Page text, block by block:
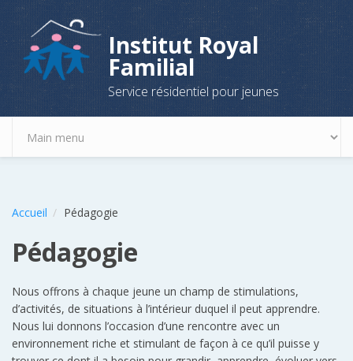
Aller au contenu principal
Institut Royal
Familial
Service résidentiel pour jeunes
Accueil Pédagogie
Pédagogie
Nous offrons à chaque jeune un champ de stimulations,
d’activités, de situations à l’intérieur duquel il peut apprendre.
Nous lui donnons l’occasion d’une rencontre avec un
environnement riche et stimulant de façon à ce qu’il puisse y